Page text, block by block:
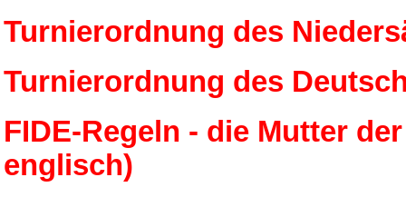
Turnierordnung des
Turnierordnung des
FIDE-Regeln - die Mutter
englisch)